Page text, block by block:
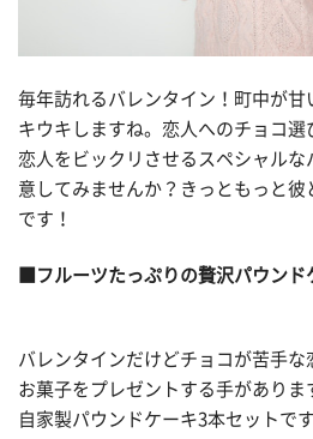
毎年訪れるバレンタイン！町中が甘
キウキしますね。恋人へのチョコ選
恋人をビックリさせるスペシャルな
意してみませんか？きっともっと彼
です！
■フルーツたっぷりの贅沢パウンド
バレンタインだけどチョコが苦手な
お菓子をプレゼントする手がありま
自家製パウンドケーキ3本セットで